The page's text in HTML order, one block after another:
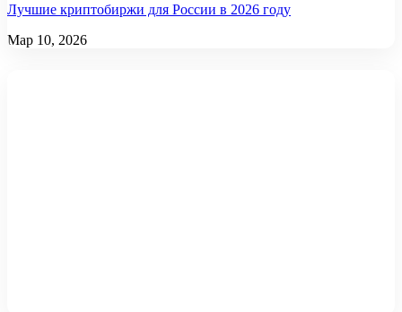
Лучшие криптобиржи для России в 2026 году
Мар 10, 2026